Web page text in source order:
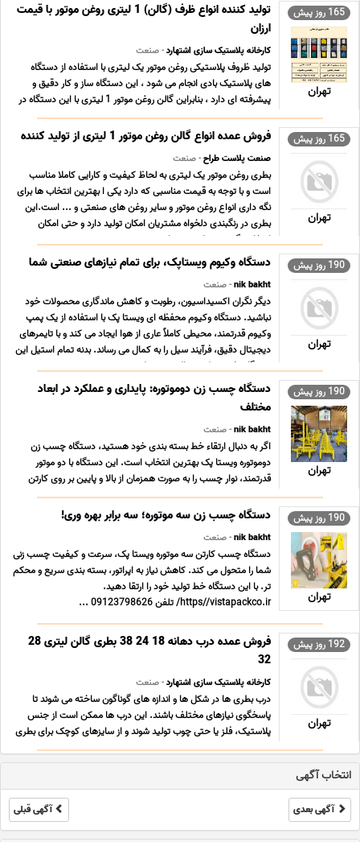
165 روز پیش
تهران
تولید کننده انواع ظرف (گالن) 1 لیتری روغن موتور با قیمت
ارزان
کارخانه پلاستیک سازی اشتهارد- صنعت
تولید ظروف پلاستیکی روغن موتور یک لیتری با استفاده از دستگاه
های پلاستیک بادی انجام می شود ، این دستگاه ساز و کار دقیق و
پیشرفته ای دارد ، بنابراین گالن روغن موتور 1 لیتری با این دستگاه در
مدت زمان کوتاه و با کیفیت بسیار بالا انجام می شود. از آنجایی که
درون گالن روغن موتور از مای ... ...
165 روز پیش
تهران
فروش عمده انواع گالن روغن موتور 1 لیتری از تولید کننده
صنعت پلاست طراح- صنعت
بطری روغن موتور یک لیتری به لحاظ کیفیت و کارایی کاملا مناسب
است و با توجه به قیمت مناسبی که دارد یکی ا بهترین انتخاب ها برای
نگه داری انواع روغن موتور و سایر روغن های صنعتی و ... است.این
بطری در رنگبندی دلخواه مشتریان امکان تولید دارد و حتی امکان
انتخاب نگ درب بطری نیز برای مشتری ... ...
190 روز پیش
تهران
دستگاه وکیوم ویستاپک، برای تمام نیازهای صنعتی شما
nik bakht- صنعت
دیگر نگران اکسیداسیون، رطوبت و کاهش ماندگاری محصولات خود
نباشید. دستگاه وکیوم محفظه ای ویستا پک با استفاده از یک پمپ
وکیوم قدرتمند، محیطی کاملاً عاری از هوا ایجاد می کند و با تایمرهای
دیجیتال دقیق، فرآیند سیل را به کمال می رساند. بدنه تمام استیل این
دستگاه تضمین کننده بالاترین سط ... ...
190 روز پیش
تهران
دستگاه چسب زن دوموتوره: پایداری و عملکرد در ابعاد
مختلف
nik bakht- صنعت
اگر به دنبال ارتقاء خط بسته بندی خود هستید، دستگاه چسب زن
دوموتوره ویستا پک بهترین انتخاب است. این دستگاه با دو موتور
قدرتمند، نوار چسب را به صورت همزمان از بالا و پایین بر روی کارتن
اعمال می کند و پلمپ محکم و استاندارد را تضمین می نماید. سرعت
بالا، مصرف چسب بهینه و قیمت مقرون به ... ...
190 روز پیش
تهران
دستگاه چسب زن سه موتوره؛ سه برابر بهره وری!
nik bakht- صنعت
دستگاه چسب کارتن سه موتوره ویستا پک، سرعت و کیفیت چسب زنی
شما را متحول می کند. کاهش نیاز به اپراتور، بسته بندی سریع و محکم
تر. با این دستگاه خط تولید خود را ارتقا دهید.
https//vistapackco.ir/ تلفن 09123798626 ...
192 روز پیش
تهران
فروش عمده درب دهانه 18 24 38 بطری گالن لیتری 28
32
کارخانه پلاستیک سازی اشتهارد- صنعت
درب بطری ها در شکل ها و اندازه های گوناگون ساخته می شوند تا
پاسخگوی نیازهای مختلف باشند. این درب ها ممکن است از جنس
پلاستیک، فلز یا حتی چوب تولید شوند و از سایزهای کوچک برای بطری
های نوشیدنی فردی تا اندازه های بزرگ تر برای ظروف خانوادگی یا
صنعتی کاربرد دارند. برخی مدل ها به صورت ... ...
انتخاب آگهی
آگهی بعدی آگهی قبلی